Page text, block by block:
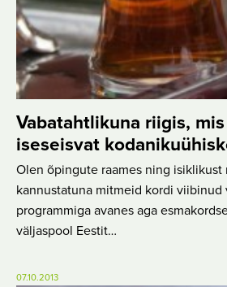
Vabatahtlikuna riigis,
iseseisvat
Olen õpingute raames ning isiklikust
kannustatuna mitmeid kordi viibinud
programmiga avanes aga
väljaspool Eestit…
07.10.2013